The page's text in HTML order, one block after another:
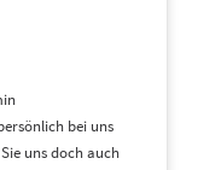
bei uns
uns doch auch